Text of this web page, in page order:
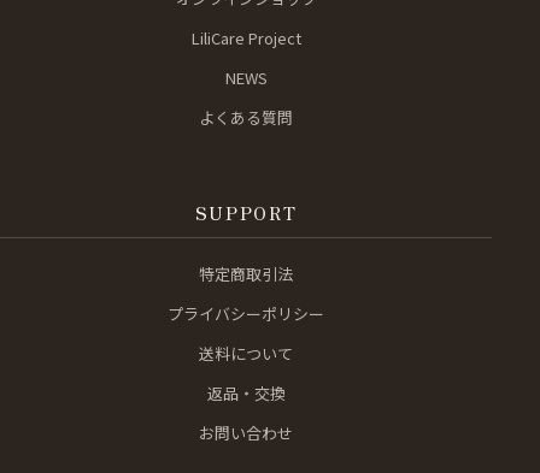
LiliCare Project
NEWS
よくある質問
SUPPORT
特定商取引法
プライバシーポリシー
送料について
返品・交換
お問い合わせ